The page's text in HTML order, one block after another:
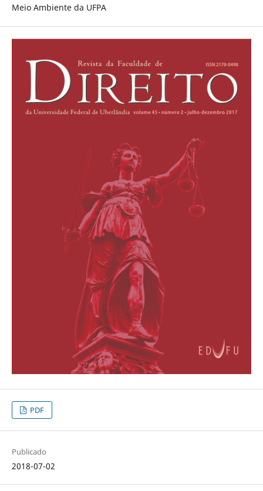
Meio Ambiente da UFPA
PDF
Publicado
2018-07-02